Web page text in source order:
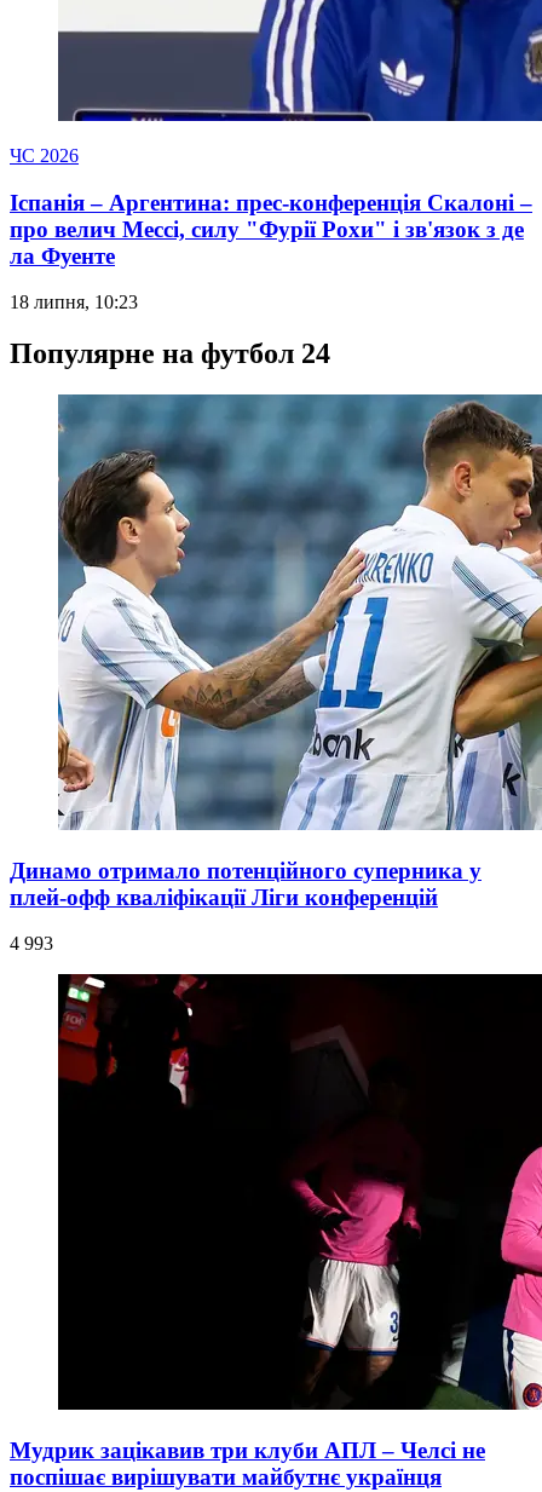
ЧС 2026
Іспанія – Аргентина: прес-конференція Скалоні –
про велич Мессі, силу "Фурії Рохи" і зв'язок з де
ла Фуенте
18 липня, 10:23
Популярне на футбол 24
Динамо отримало потенційного суперника у
плей-офф кваліфікації Ліги конференцій
4 993
Мудрик зацікавив три клуби АПЛ – Челсі не
поспішає вирішувати майбутнє українця